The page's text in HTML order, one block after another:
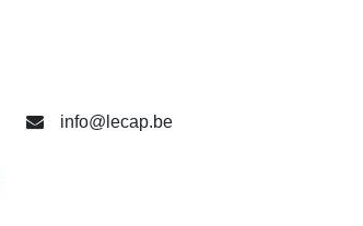
info@lecap.be